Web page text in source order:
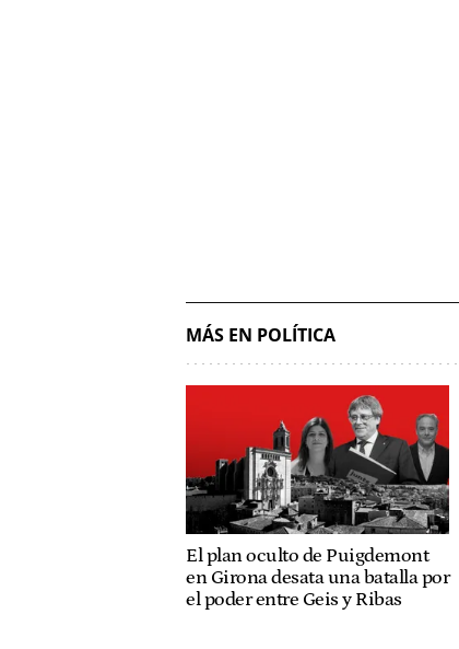
MÁS EN POLÍTICA
El plan oculto de Puigdemont
en Girona desata una batalla por
el poder entre Geis y Ribas